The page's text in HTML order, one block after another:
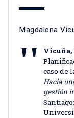
Magdalena
Vicuña,
caso de
Hacia
gestión